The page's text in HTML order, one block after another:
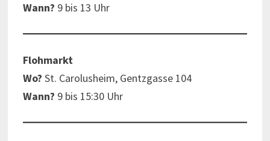
Wann? 9 bis 13 Uhr
Flohmarkt
Wo? St. Carolusheim, Gentzgasse 104
Wann? 9 bis 15:30 Uhr